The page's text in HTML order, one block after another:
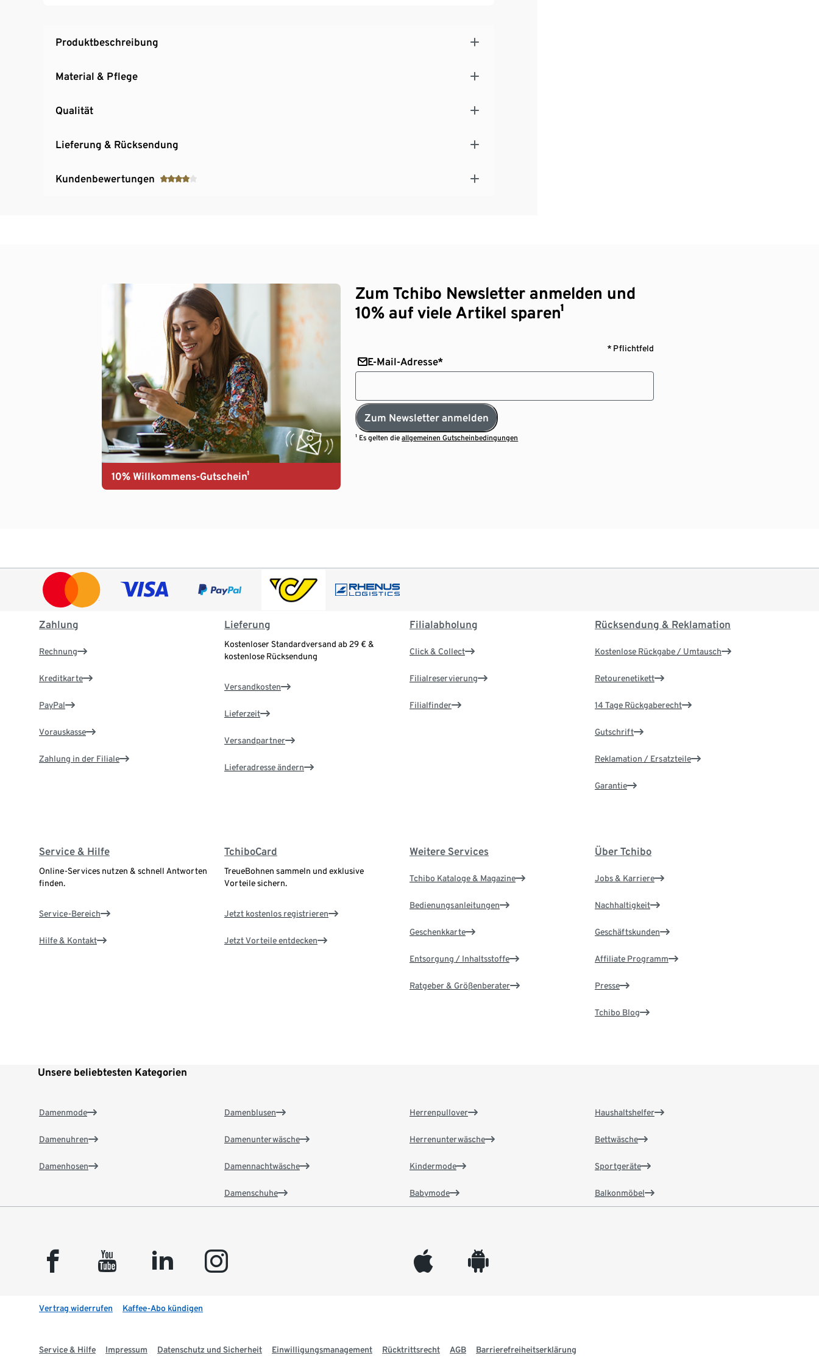
Produktbeschreibung
Material & Pflege
Qualität
Lieferung & Rücksendung
Kundenbewertungen
10% Willkommens-Gutschein¹
Zum Tchibo Newsletter anmelden und
10% auf viele Artikel sparen¹
* Pflichtfeld
E-Mail-Adresse*
Zum Newsletter anmelden
¹ Es gelten dieallgemeinen Gutscheinbedingungen
Zahlung
Rechnung
Kreditkarte
PayPal
Vorauskasse
Zahlung in der Filiale
Lieferung
Kostenloser Standardversand ab 29 € &
kostenlose Rücksendung
Versandkosten
Lieferzeit
Versandpartner
Lieferadresse ändern
Filialabholung
Click & Collect
Filialreservierung
Filialfinder
Rücksendung & Reklamation
Kostenlose Rückgabe / Umtausch
Retourenetikett
14 Tage Rückgaberecht
Gutschrift
Reklamation / Ersatzteile
Garantie
Service & Hilfe
Online-Services nutzen & schnell Antworten
finden.
Service-Bereich
Hilfe & Kontakt
TchiboCard
TreueBohnen sammeln und exklusive
Vorteile sichern.
Jetzt kostenlos registrieren
Jetzt Vorteile entdecken
Weitere Services
Tchibo Kataloge & Magazine
Bedienungsanleitungen
Geschenkkarte
Entsorgung / Inhaltsstoffe
Ratgeber & Größenberater
Über Tchibo
Jobs & Karriere
Nachhaltigkeit
Geschäftskunden
Affiliate Programm
Presse
Tchibo Blog
Unsere beliebtesten Kategorien
Damenmode
Damenuhren
Damenhosen
Damenblusen
Damenunterwäsche
Damennachtwäsche
Damenschuhe
Herrenpullover
Herrenunterwäsche
Kindermode
Babymode
Haushaltshelfer
Bettwäsche
Sportgeräte
Balkonmöbel
facebook youtube linkedin instagram appleinc android
Vertrag widerrufen Kaffee-Abo kündigen
Service & Hilfe Impressum Datenschutz und Sicherheit Einwilligungsmanagement Rücktrittsrecht AGB Barrierefreiheitserklärung